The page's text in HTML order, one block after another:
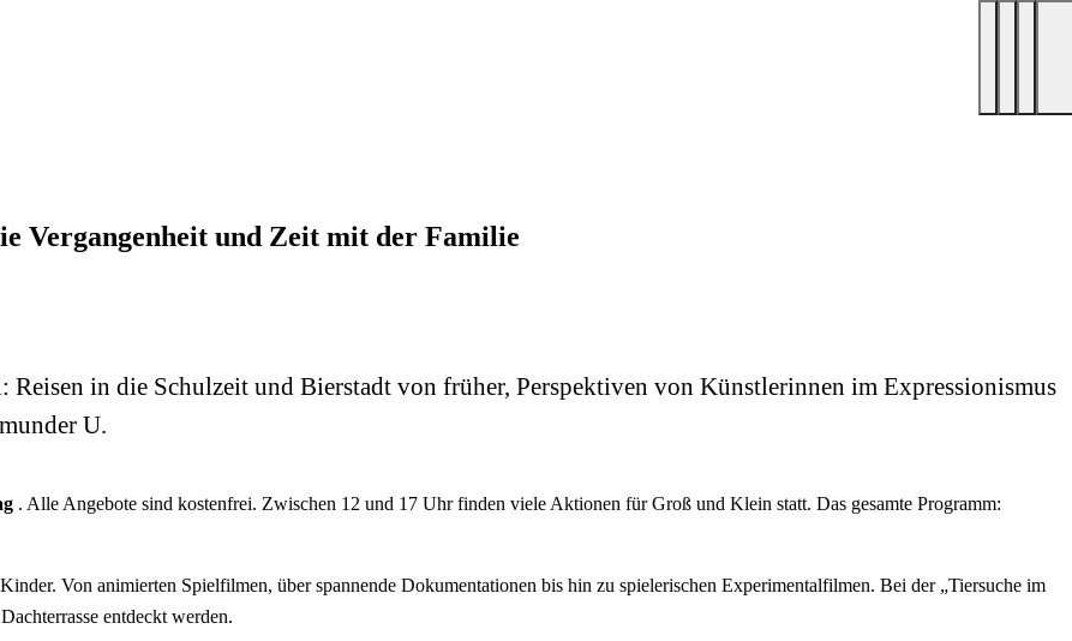
Vergangenheit und Zeit mit der Familie
Reisen in die Schulzeit und Bierstadt von früher, Perspektiven von Künstlerinnen im Expressionismus
U.
. Alle Angebote sind kostenfrei. Zwischen 12 und 17 Uhr finden viele Aktionen für Groß und Klein statt. Das gesamte Programm:
Von animierten Spielfilmen, über spannende Dokumentationen bis hin zu spielerischen Experimentalfilmen. Bei der „Tiersuche im
entdeckt werden.